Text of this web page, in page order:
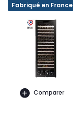
Fabriqué en France
Comparer